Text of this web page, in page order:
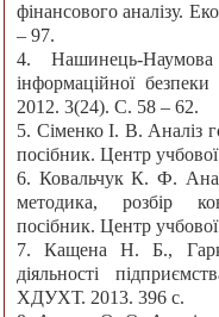
фінансового аналізу.
– 97.
4. Нашинець-
інформаційної
2012. 3(24). С. 58 – 62.
5. Сіменко І. В. Аналіз
посібник. Центр
6. Ковальчук К. Ф.
методика, розбір
посібник. Центр
7. Кащена Н. Б.,
діяльності
ХДУХТ. 2013. 396 с.